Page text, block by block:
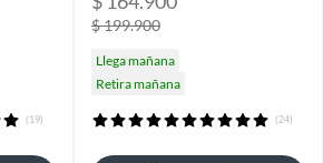
(19)
$ 199.900
Llega mañana
Retira mañana
(24)